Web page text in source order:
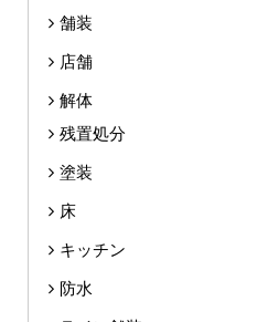
舗装
店舗
解体
残置処分
塗装
床
キッチン
防水